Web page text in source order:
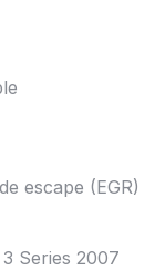
escape (EGR)
Series 2007